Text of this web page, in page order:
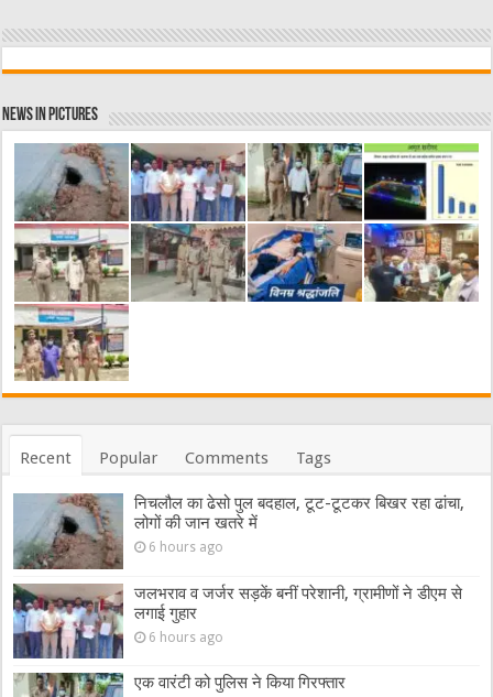
News in Pictures
Recent Popular Comments Tags
निचलौल का ढेसो पुल बदहाल, टूट-टूटकर बिखर रहा ढांचा,
लोगों की जान खतरे में
6 hours ago
जलभराव व जर्जर सड़कें बनीं परेशानी, ग्रामीणों ने डीएम से
लगाई गुहार
6 hours ago
एक वारंटी को पुलिस ने किया गिरफ्तार